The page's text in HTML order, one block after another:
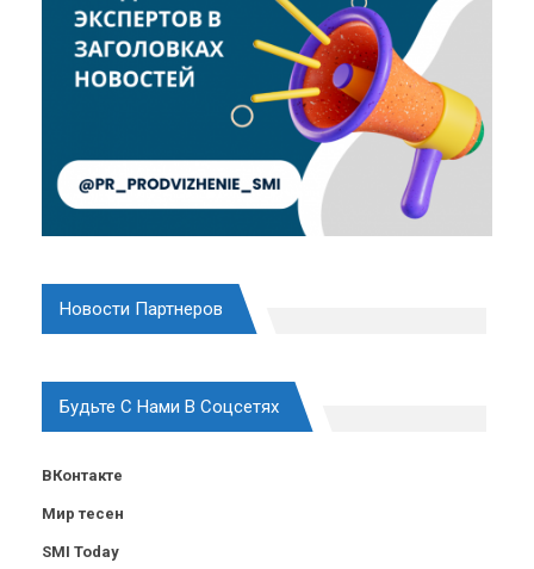
Новости Партнеров
Будьте С Нами В Соцсетях
ВКонтакте
Мир тесен
SMI Today